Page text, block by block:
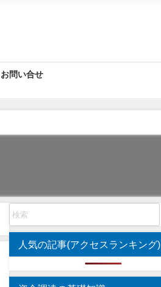
お問い合せ
人気の記事(アクセスランキング)